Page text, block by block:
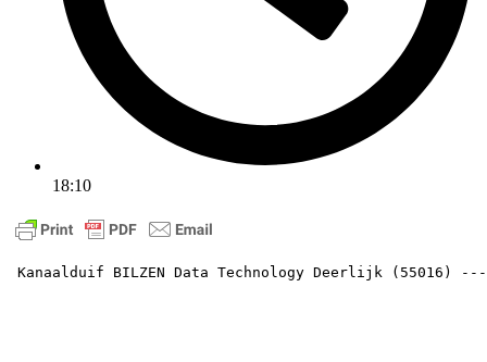
18:10
Kanaalduif BILZEN Data Technology Deerlijk (55016)